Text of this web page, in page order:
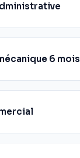
6 mois